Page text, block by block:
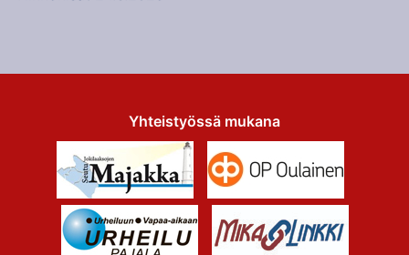
Yhteistyössä mukana